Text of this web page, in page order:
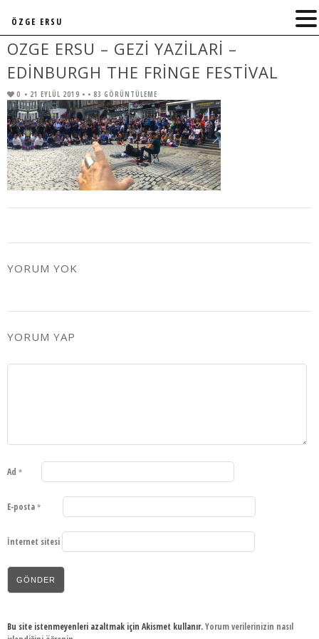
OZGE ERSU – GEZI YAZILARI –
EDINBURGH THE FRINGE FESTIVAL
0 • 21 EYLÜL 2019 • • 83 GÖRÜNTÜLEME
YORUM YOK
YORUM YAP
Ad *
E-posta *
İnternet sitesi
Bu site istenmeyenleri azaltmak için Akismet kullanır.Yorum verilerinizin nasıl
ÖZGE ERSU